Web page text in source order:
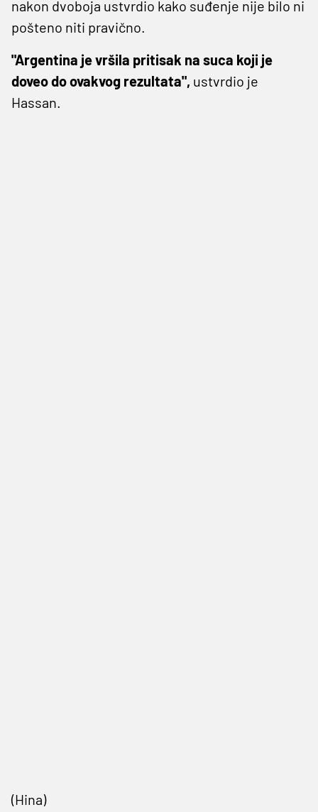
nakon dvoboja ustvrdio kako suđenje nije bilo ni
pošteno niti pravično.
"Argentina je vršila pritisak na suca koji je
doveo do ovakvog rezultata", ustvrdio je
Hassan.
(Hina)